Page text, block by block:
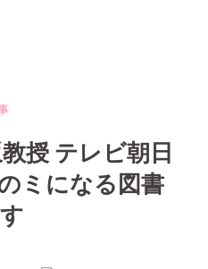
授 テレビ朝日
ミになる図書